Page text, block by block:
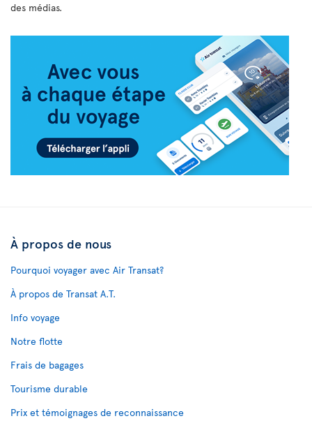
des médias.
À propos de nous
Pourquoi voyager avec Air Transat?
À propos de Transat A.T.
Info voyage
Notre flotte
Frais de bagages
Tourisme durable
Prix et témoignages de reconnaissance